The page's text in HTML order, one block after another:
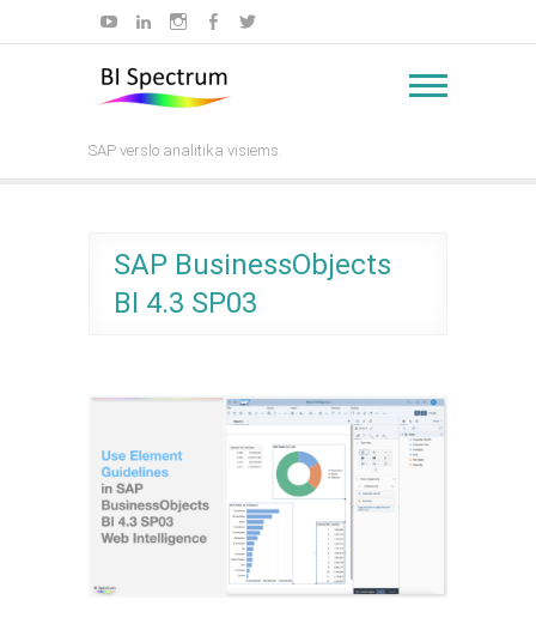
to
YouTubeLinkedInInstagramFacebook
SAP verslo analitika visiems.
SAP BusinessObjects
BI 4.3 SP03